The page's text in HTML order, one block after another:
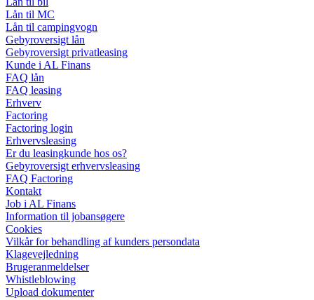
Lån til MC
Lån til campingvogn
Gebyroversigt lån
Gebyroversigt privatleasing
Kunde i AL Finans
FAQ lån
FAQ leasing
Erhverv
Factoring
Factoring login
Erhvervsleasing
Er du leasingkunde hos os?
Gebyroversigt erhvervsleasing
FAQ Factoring
Kontakt
Job i AL Finans
Information til jobansøgere
Cookies
Vilkår for behandling af kunders persondata
Klagevejledning
Brugeranmeldelser
Whistleblowing
Upload dokumenter